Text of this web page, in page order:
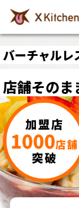
バーチャルレ
店舗そのま